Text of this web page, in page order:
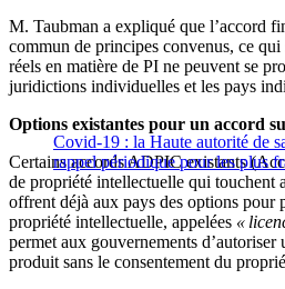
M. Taubman a expliqué que l’accord
commun de principes convenus, ce
réels en matière de PI ne peuvent se
juridictions individuelles et les pays
Covid-19 : la Haute autorité de
rappel périodique pour les plus
Options existantes pour un accord
Certains accords ADPIC existants
de propriété intellectuelle qui touchent
offrent déjà aux pays des options pour
propriété intellectuelle, appelées «
permet aux gouvernements
produit sans le consentement du